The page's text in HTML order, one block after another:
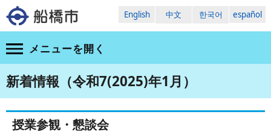
English 中文 한국어 español
メニューを開く
新着情報（令和7(2025)年1月）
授業参観・懇談会